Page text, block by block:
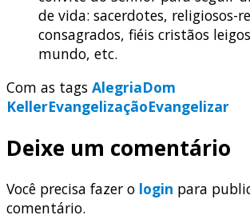
de vida: sacerdotes, religiosos-
consagrados, fiéis cristãos
mundo, etc.
Com as tags AlegriaDom
KellerEvangelizaçãoEvangelizar
Deixe um comentário
Você precisa fazer o login para
comentário.